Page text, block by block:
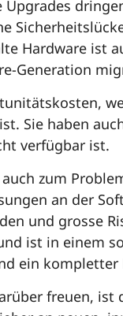
Hardware ist
Generation
Sie haben
verfügbar ist.
zum
an der
und grosse
ist in einem
ein
freuen, ist